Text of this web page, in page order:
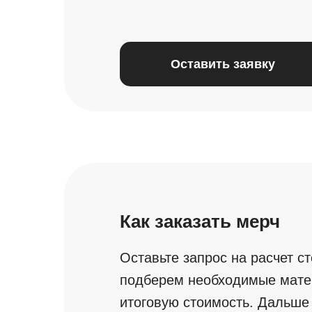
Оставить заявку
Как заказать мерч
Оставьте запрос на расчет
подберем необходимые
итоговую стоимость.